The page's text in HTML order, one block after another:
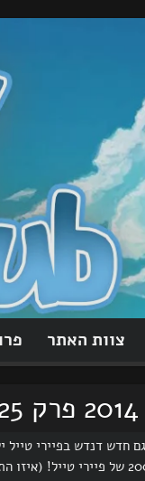
צוות האתר
אז היום זה הפרק ה-200 של